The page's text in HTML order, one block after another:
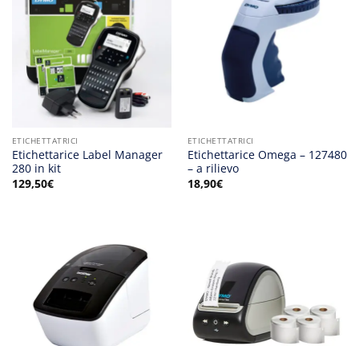
ETICHETTATRICI
Etichettarice Label Manager
280 in kit
129,50€
ETICHETTATRICI
Etichettarice Omega – 127480
– a rilievo
18,90€